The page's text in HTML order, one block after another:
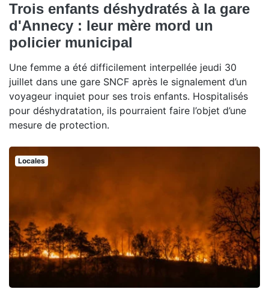
Trois enfants déshydratés à la gare
d'Annecy : leur mère mord un
policier municipal
Une femme a été difficilement interpellée jeudi 30
juillet dans une gare SNCF après le signalement d’un
voyageur inquiet pour ses trois enfants. Hospitalisés
pour déshydratation, ils pourraient faire l’objet d’une
mesure de protection.
Locales